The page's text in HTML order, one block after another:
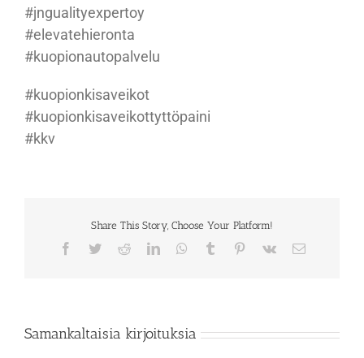
#jngualityexpertoy
#elevatehieronta
#kuopionautopalvelu
#kuopionkisaveikot
#kuopionkisaveikottyttöpaini
#kkv
Share This Story, Choose Your Platform!
Facebook
TwitterRedditLinkedInWhatsApp
Tumblr Pinterest
Vk Sähköposti
Samankaltaisia kirjoituksia